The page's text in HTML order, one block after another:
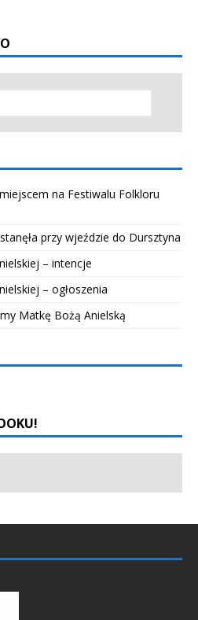
na Festiwalu Folkloru
przy wjeździe do Dursztyna
– intencje
– ogłoszenia
Matkę Bożą Anielską